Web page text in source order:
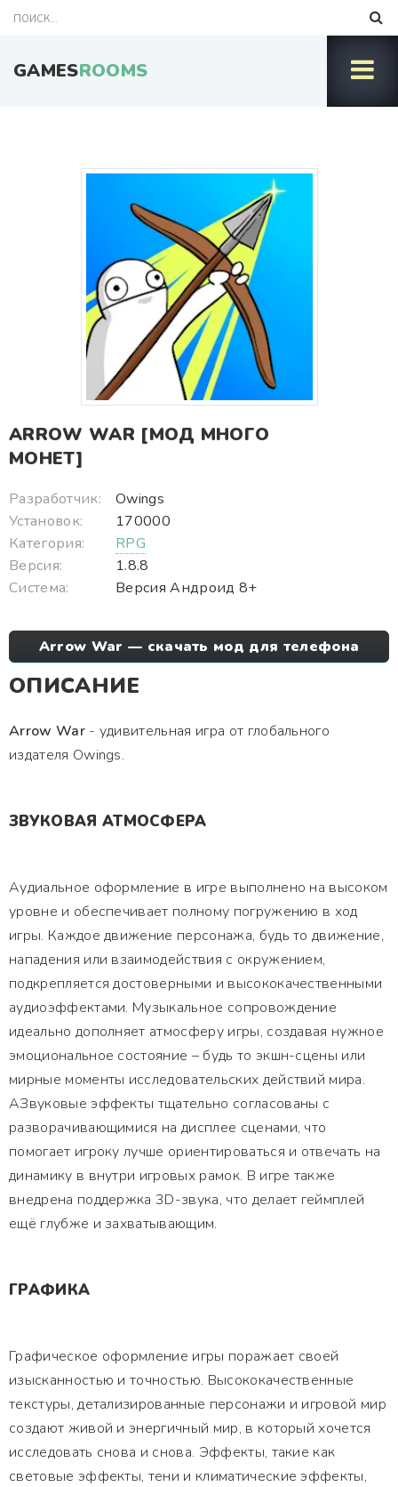
GAMESROOMS
ARROW WAR [МОД МНОГО
МОНЕТ]
Разработчик:
Owings
Установок:
170000
Категория:
RPG
Версия:
1.8.8
Система:
Версия Андроид 8+
Arrow War — скачать мод для телефона
ОПИСАНИЕ
Arrow War- удивительная игра от глобального
издателя Owings.
ЗВУКОВАЯ АТМОСФЕРА
Аудиальное оформление в игре выполнено на высоком
уровне и обеспечивает полному погружению в ход
игры. Каждое движение персонажа, будь то движение,
нападения или взаимодействия с окружением,
подкрепляется достоверными и высококачественными
аудиоэффектами. Музыкальное сопровождение
идеально дополняет атмосферу игры, создавая нужное
эмоциональное состояние – будь то экшн-сцены или
мирные моменты исследовательских действий мира.
АЗвуковые эффекты тщательно согласованы с
разворачивающимися на дисплее сценами, что
помогает игроку лучше ориентироваться и отвечать на
динамику в внутри игровых рамок. В игре также
внедрена поддержка 3D-звука, что делает геймплей
ещё глубже и захватывающим.
ГРАФИКА
Графическое оформление игры поражает своей
изысканностью и точностью. Высококачественные
текстуры, детализированные персонажи и игровой мир
создают живой и энергичный мир, в который хочется
исследовать снова и снова. Эффекты, такие как
световые эффекты, тени и климатические эффекты,